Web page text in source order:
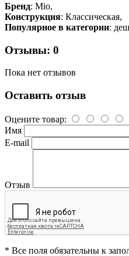
Бренд: Mio,
Конструкция: Классическая,
Популярное в категории:
Отзывы: 0
Пока нет отзывов
Оставить отзыв
Оцените товар:
Имя
E-mail
Отзыв
* Все поля обязательны к